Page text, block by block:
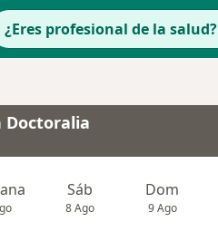
¿Eres profesional de la salud?
Doctoralia
Sáb
8 Ago
Dom
9 Ago